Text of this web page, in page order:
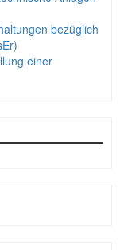
bezüglich
einer